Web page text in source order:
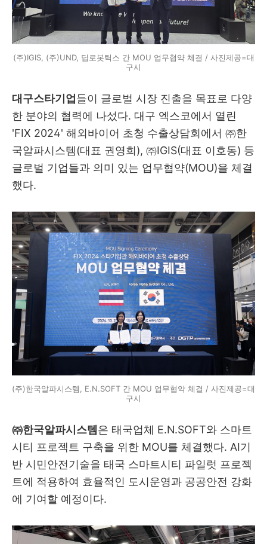
(주)IGIS, (주)UND, 딥로봇틱스 간 MOU 업무협약 체결 / 사진제공=대
구시
대구스타기업 들이 글로벌 시장 진출을 목표로 다양
한 분야의 협력에 나섰다. 대구 엑스코에서 열린
'FIX 2024' 해외바이어 초청 수출상담회에서 ㈜한
국알파시스템(대표 권영희), ㈜IGIS(대표 이호동) 등
글로벌 기업들과 의미 있는 업무협약(MOU)을 체결
했다.
(주)한국알파시스템, E.N.SOFT 간 MOU 업무협약 체결 / 사진제공=대
구시
㈜한국알파시스템 은 태국업체 E.N.SOFT와 스마트
시티 프로젝트 구축을 위한 MOU를 체결했다. AI기
반 시민안전기술을 태국 스마트시티 파일럿 프로젝
트에 적용하여 효율적인 도시운영과 공공안전 강화
에 기여할 예정이다.